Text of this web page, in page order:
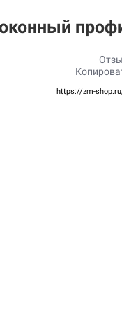
https://zm-